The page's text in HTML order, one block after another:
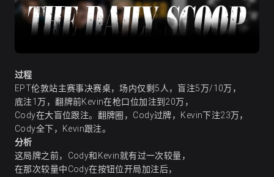
过程
EPT伦敦站主赛事决赛桌，场内仅剩5人，盲注5万/10万，
底注1万，翻牌前Kevin在枪口位加注到20万，
Cody在大盲位跟注。翻牌圈，Cody过牌，Kevin下注23万，
Cody全下，Kevin跟注。
分析
这局牌之前，Cody和Kevin就有过一次较量，
在那次较量中Cody在按钮位开局加注后，